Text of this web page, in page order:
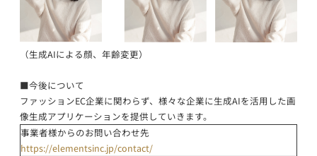
（生成AIによる顔、年齢変更）
■今後について
ファッションEC企業に関わらず、様々な企業に生成AIを活用した画
像生成アプリケーションを提供していきます。
事業者様からのお問い合わせ先
https://elementsinc.jp/contact/